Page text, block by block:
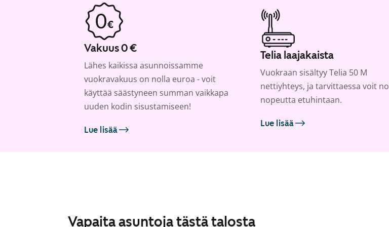
Vakuus 0 €
Lähes kaikissa asunnoissamme
vuokravakuus on nolla euroa - voit
käyttää säästyneen summan vaikkapa
uuden kodin sisustamiseen!
Lue lisää
Telia laajakaista
Vuokraan sisältyy Telia 50 M
nettiyhteys, ja tarvittaessa voit
nopeutta etuhintaan.
Lue lisää
Vapaita asuntoja tästä talosta